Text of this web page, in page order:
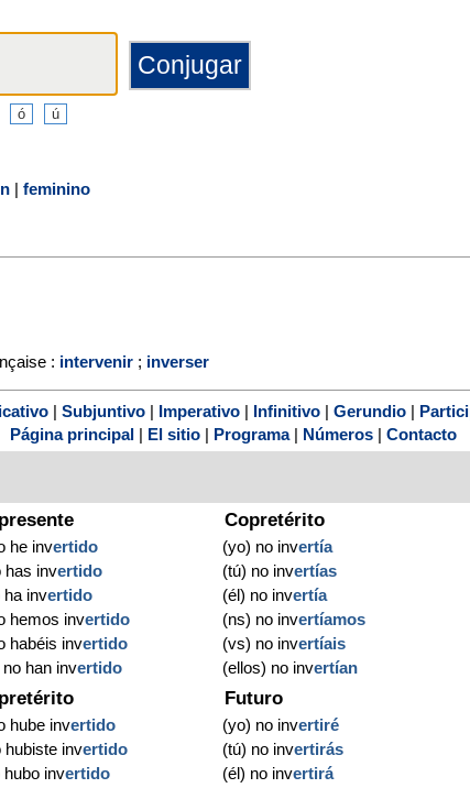
| feminino
: intervenir ; inverser
| Subjuntivo | Imperativo | Infinitivo | Gerundio |
Página principal | El sitio | Programa| Números | Contacto
he invertido
has invertido
ha invertido
hemos invertido
habéis invertido
han invertido
Copretérito
(yo) no invertía
(tú) no invertías
(él) no invertía
(ns) no invertíamos
(vs) no invertíais
(ellos) no invertían
hube invertido
hubiste invertido
hubo invertido
Futuro
(yo) no invertiré
(tú) no invertirás
(él) no invertirá